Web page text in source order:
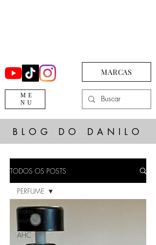
ME
NU
MARCAS
BLOG DO DANILO
TODOS OS POSTS
Todos os
posts
AHC
PERFUME